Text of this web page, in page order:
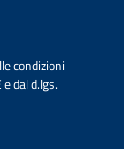
condizioni
dal d.lgs.